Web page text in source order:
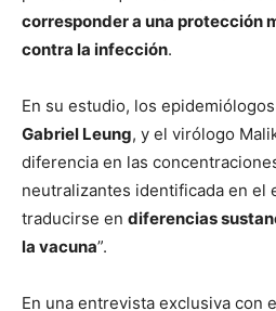
corresponder a una protección
contra la infección.
En su estudio, los epidemiólogos
Gabriel Leung, y el virólogo
diferencia en las
neutralizantes identificada en el
traducirse en diferencias
la vacuna”.
En una entrevista exclusiva con